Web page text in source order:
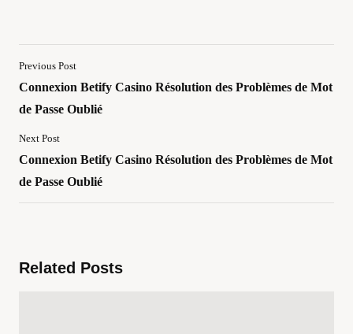
Previous Post
Connexion Betify Casino Résolution des Problèmes de Mot
de Passe Oublié
Next Post
Connexion Betify Casino Résolution des Problèmes de Mot
de Passe Oublié
Related Posts